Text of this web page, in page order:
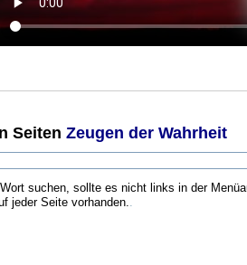
Seiten Zeugen der Wahrheit
suchen, sollte es nicht links in der
jeder Seite vorhanden.